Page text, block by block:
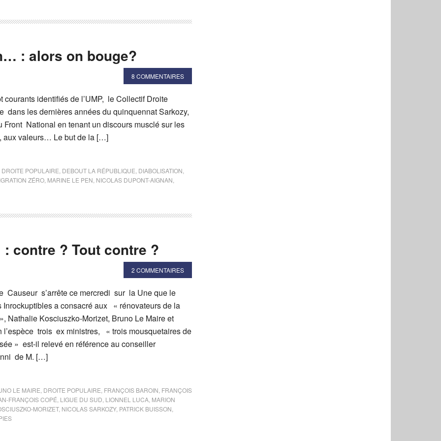
: alors on bouge?
8 COMMENTAIRES
courants identifiés de l’UMP, le Collectif Droite
dans les dernières années du quinquennat Sarkozy,
National en tenant un discours musclé sur les
aux valeurs… Le but de la […]
POPULAIRE DEBOUT LA RÉPUBLIQUE DIABOLISATION
ZÉRO MARINE LE PEN NICOLAS DUPONT-AIGNAN
: contre ? Tout contre ?
2 COMMENTAIRES
Causeur s’arrête ce mercredi sur la Une que le
a consacré aux « rénovateurs de la
Nathalie Kosciuszko-Morizet, Bruno Le Maire et
l’espèce trois ex ministres, « trois mousquetaires de
» est-il relevé en référence au conseiller
de M. […]
LE MAIRE DROITE POPULAIRE FRANÇOIS BAROIN FRANÇOIS
FRANÇOIS COPÉ LIGUE DU SUD LIONNEL LUCA MARION
MORIZET, NICOLAS SARKOZY, PATRICK BUISSON